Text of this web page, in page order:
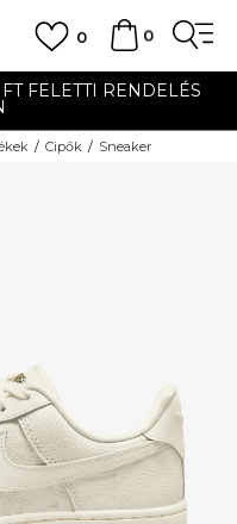
0
0
FELETTI RENDELÉS
Cipők Sneaker